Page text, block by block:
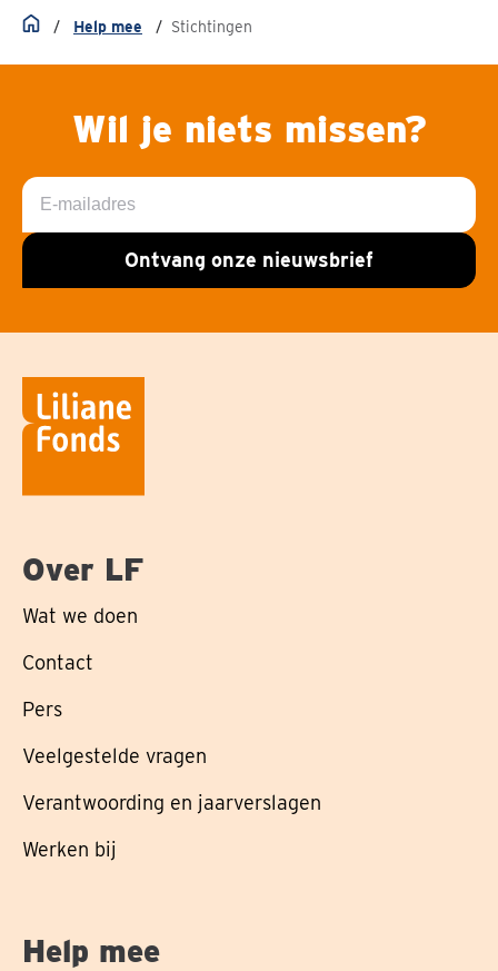
Home
Help mee Stichtingen
Wil je niets missen?
E-
mailadres
Ontvang onze nieuwsbrief
Over LF
Wat we doen
Contact
Pers
Veelgestelde vragen
Verantwoording en jaarverslagen
Werken bij
Help mee